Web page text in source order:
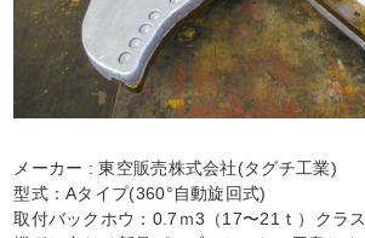
メーカー : 東空販売株式会社(タグチ工業)
型式：Aタイプ(360°自動旋回式)
取付バックホウ：0.7ｍ3（17〜21ｔ）クラ